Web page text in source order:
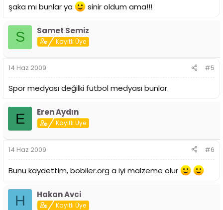
şaka mı bunlar ya sinir oldum ama!!!
S Samet Semiz
Kayıtlı Üye
14 Haz 2009 #5
Spor medyası değilki futbol medyası bunlar.
E Eren Aydın
Kayıtlı Üye
14 Haz 2009 #6
Bunu kaydettim, bobiler.org a iyi malzeme olur
H Hakan Avci
Kayıtlı Üye